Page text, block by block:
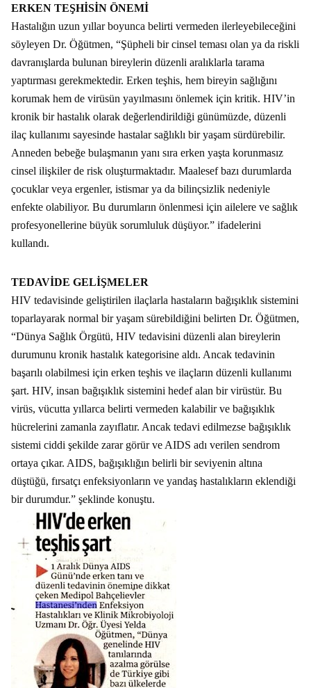
ERKEN TEŞHİSİN ÖNEMİ
Hastalığın uzun yıllar boyunca belirti vermeden ilerleyebileceğini
söyleyen Dr. Öğütmen, “Şüpheli bir cinsel teması olan ya da riskli
davranışlarda bulunan bireylerin düzenli aralıklarla tarama
yaptırması gerekmektedir. Erken teşhis, hem bireyin sağlığını
korumak hem de virüsün yayılmasını önlemek için kritik. HIV’in
kronik bir hastalık olarak değerlendirildiği günümüzde, düzenli
ilaç kullanımı sayesinde hastalar sağlıklı bir yaşam sürdürebilir.
Anneden bebeğe bulaşmanın yanı sıra erken yaşta korunmasız
cinsel ilişkiler de risk oluşturmaktadır. Maalesef bazı durumlarda
çocuklar veya ergenler, istismar ya da bilinçsizlik nedeniyle
enfekte olabiliyor. Bu durumların önlenmesi için ailelere ve sağlık
profesyonellerine büyük sorumluluk düşüyor.” ifadelerini
kullandı.
TEDAVİDE GELİŞMELER
HIV tedavisinde geliştirilen ilaçlarla hastaların bağışıklık sistemini
toparlayarak normal bir yaşam sürebildiğini belirten Dr. Öğütmen,
“Dünya Sağlık Örgütü, HIV tedavisini düzenli alan bireylerin
durumunu kronik hastalık kategorisine aldı. Ancak tedavinin
başarılı olabilmesi için erken teşhis ve ilaçların düzenli kullanımı
şart. HIV, insan bağışıklık sistemini hedef alan bir virüstür. Bu
virüs, vücutta yıllarca belirti vermeden kalabilir ve bağışıklık
hücrelerini zamanla zayıflatır. Ancak tedavi edilmezse bağışıklık
sistemi ciddi şekilde zarar görür ve AIDS adı verilen sendrom
ortaya çıkar. AIDS, bağışıklığın belirli bir seviyenin altına
düştüğü, fırsatçı enfeksiyonların ve yandaş hastalıkların eklendiği
bir durumdur.” şeklinde konuştu.